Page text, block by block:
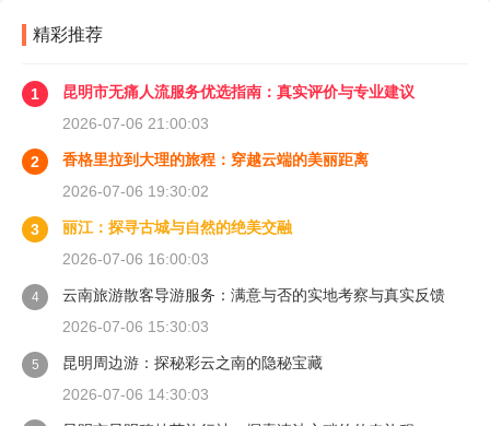
精彩推荐
1
昆明市无痛人流服务优选指南：真实评价与专业建议
2026-07-06 21:00:03
2
香格里拉到大理的旅程：穿越云端的美丽距离
2026-07-06 19:30:02
3
丽江：探寻古城与自然的绝美交融
2026-07-06 16:00:03
4
云南旅游散客导游服务：满意与否的实地考察与真实反馈
2026-07-06 15:30:03
5
昆明周边游：探秘彩云之南的隐秘宝藏
2026-07-06 14:30:03